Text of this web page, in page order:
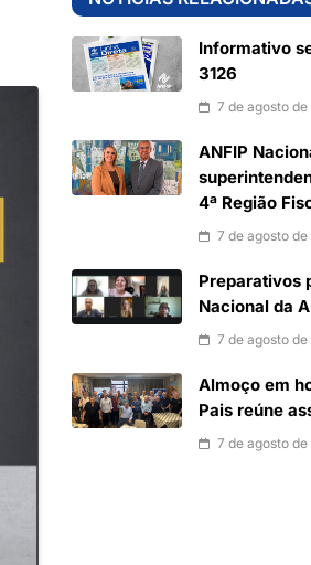
Informativo
3126
7 de agosto
ANFIP
4ª Região
7 de agosto
Preparativos
Nacional da
7 de agosto
Almoço em
Pais reúne
7 de agosto